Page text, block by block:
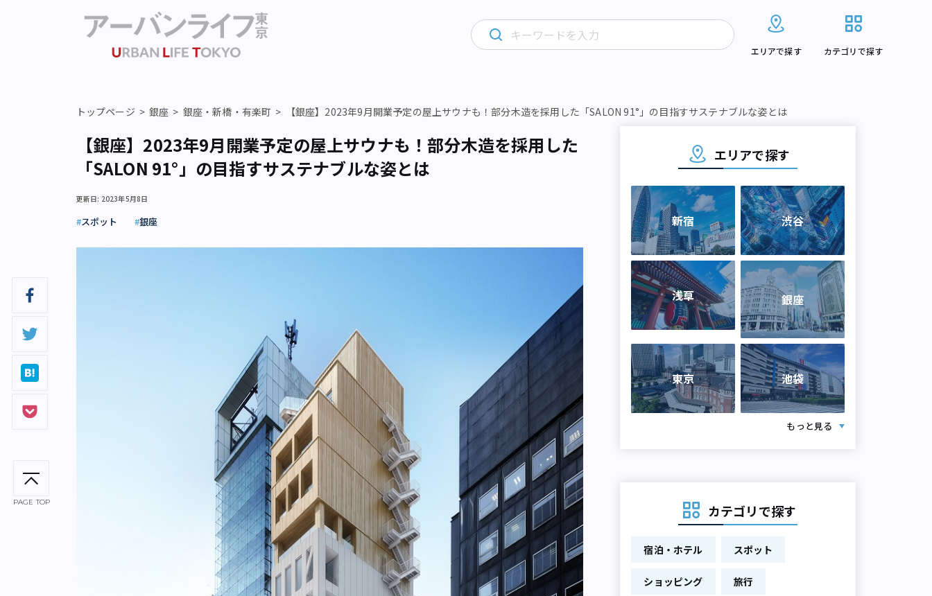
エリアで探す カテゴリで探す
PAGE TOP
トップページ 銀座 銀座・新橋・有楽町 【銀座】2023年9月開業予定の屋上サウナも！部分木造を採用した「SALON 91°」の目指すサステナブルな姿とは
【銀座】2023年9月開業予定の屋上サウナも！部分木造を採用した
「SALON 91°」の目指すサステナブルな姿とは
更新日: 2023年5月8日
スポット 銀座
エリアで探す
新宿 渋谷
浅草 銀座
東京 池袋
もっと見る
カテゴリで探す
宿泊・ホテル スポット
ショッピング 旅行